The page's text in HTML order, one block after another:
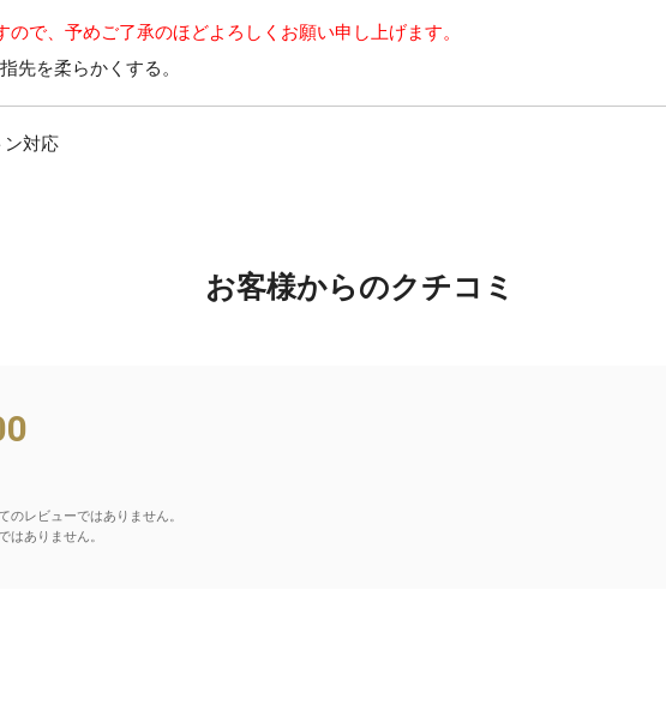
で、予めご了承のほどよろしくお願い申し上げます。
先を柔らかくする。
ン対応
お客様からのクチコミ
レビューではありません。
はありません。